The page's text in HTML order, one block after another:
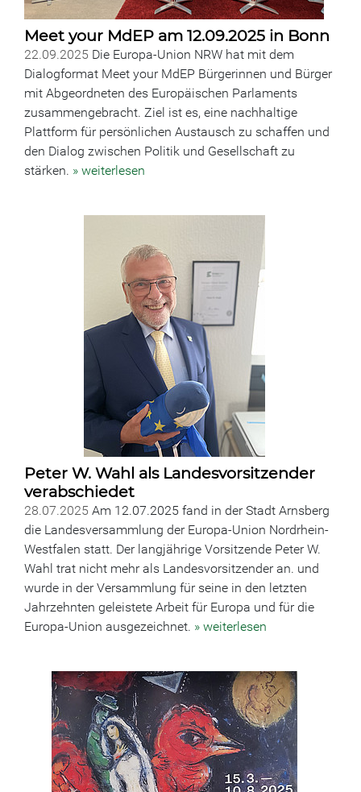
Meet your MdEP am 12.09.2025 in Bonn
22.09.2025 Die Europa-Union NRW hat mit dem
Dialogformat Meet your MdEP Bürgerinnen und Bürger
mit Abgeordneten des Europäischen Parlaments
zusammengebracht. Ziel ist es, eine nachhaltige
Plattform für persönlichen Austausch zu schaffen und
den Dialog zwischen Politik und Gesellschaft zu
stärken. » weiterlesen
Peter W. Wahl als Landesvorsitzender
verabschiedet
28.07.2025 Am 12.07.2025 fand in der Stadt Arnsberg
die Landesversammlung der Europa-Union Nordrhein-
Westfalen statt. Der langjährige Vorsitzende Peter W.
Wahl trat nicht mehr als Landesvorsitzender an. und
wurde in der Versammlung für seine in den letzten
Jahrzehnten geleistete Arbeit für Europa und für die
Europa-Union ausgezeichnet. » weiterlesen